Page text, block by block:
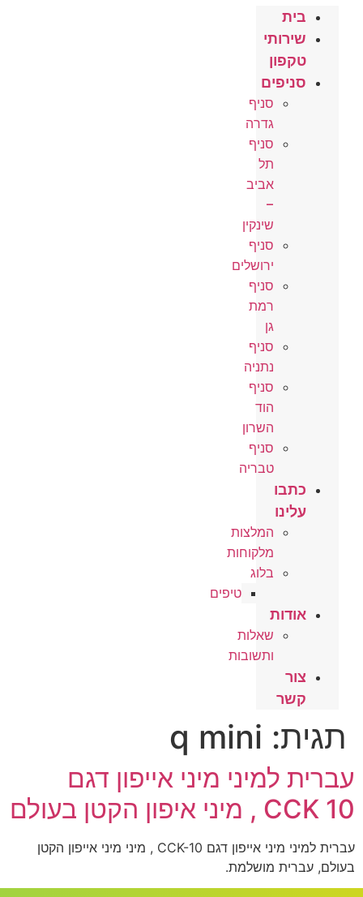
בית
שירותי
טקפון
סניפים
סניף
גדרה
סניף
תל
אביב
–
שינקין
סניף
ירושלים
סניף
רמת
גן
סניף
נתניה
סניף
הוד
השרון
סניף
טבריה
כתבו
עלינו
המלצות
מלקוחות
בלוג
טיפים
אודות
שאלות
ותשובות
צור
קשר
תגית: q mini
עברית למיני מיני אייפון דגם
CCK 10 , מיני איפון הקטן בעולם
עברית למיני מיני אייפון דגם CCK-10 , מיני מיני אייפון הקטן
בעולם, עברית מושלמת.